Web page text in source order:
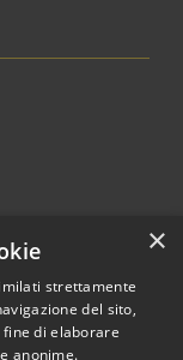
×
strettamente
del sito,
di elaborare
anonime.